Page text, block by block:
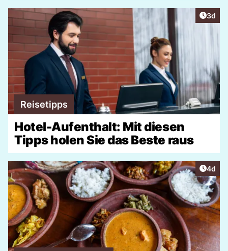
3d
Reisetipps
Hotel-Aufenthalt: Mit diesen
Tipps holen Sie das Beste raus
4d